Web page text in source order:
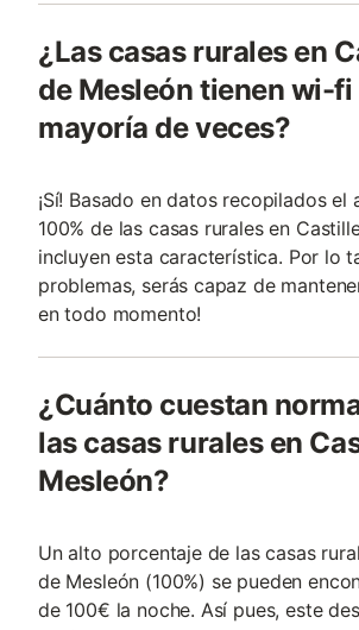
¿Las casas rurales en
de Mesleón tienen wi-fi
mayoría de veces?
¡Sí! Basado en datos recopilados el
100% de las casas rurales en
incluyen esta característica. Por lo
problemas, serás capaz de
en todo momento!
¿Cuánto cuestan
las casas rurales en
Mesleón?
Un alto porcentaje de las casas
de Mesleón (100%) se pueden
de 100€ la noche. Así pues, este